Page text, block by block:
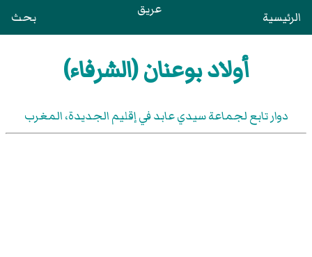
الرئيسية عريق بحث
أولاد بوعنان (الشرفاء)
دوار تابع لجماعة سيدي عابد في إقليم الجديدة، المغرب